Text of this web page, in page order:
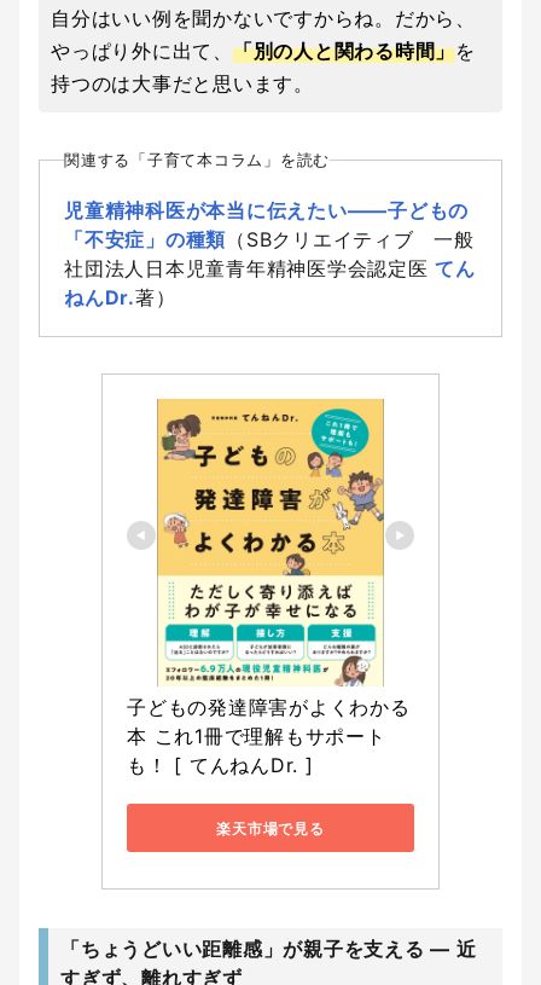
自分はいい例を聞かないですからね。だから、
やっぱり外に出て、 「別の人と関わる時間」を
持つのは大事だと思います。
関連する「子育て本コラム」を読む
児童精神科医が本当に伝えたい――子どもの
「不安症」の種類 （SBクリエイティブ 一般
社団法人日本児童青年精神医学会認定医てん
ねんDr.著）
子どもの発達障害がよくわかる
本 これ1冊で理解もサポート
も！ [ てんねんDr. ]
楽天市場で見る
「ちょうどいい距離感」が親子を支える ― 近
すぎず、離れすぎず